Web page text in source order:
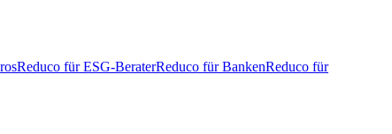
Reduco für ESG-BeraterReduco für BankenReduco für